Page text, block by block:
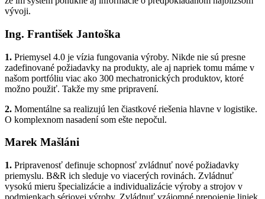
vývoji.
Ing. František Jantoška
1. Priemysel 4.0 je vízia fungovania výroby. Nikde nie sú presne
zadefinované požiadavky na produkty, ale aj napriek tomu máme v
našom portfóliu viac ako 300 mechatronických produktov, ktoré
možno použiť. Takže my sme pripravení.
2. Momentálne sa realizujú len čiastkové riešenia hlavne v logistike.
O komplexnom nasadení som ešte nepočul.
Marek Mašláni
1. Pripravenosť definuje schopnosť zvládnuť nové požiadavky
priemyslu. B&R ich sleduje vo viacerých rovinách. Zvládnuť
vysokú mieru špecializácie a individualizácie výroby a strojov v